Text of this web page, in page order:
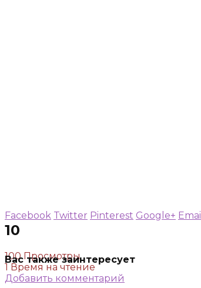
10
100 Просмотры
1 Время на чтение
Добавить комментарий
Facebook Twitter Pinterest Google+ Email
Вас также заинтересует